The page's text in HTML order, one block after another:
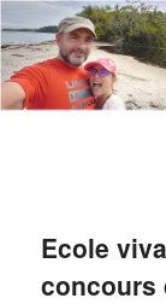
Ecole
concours